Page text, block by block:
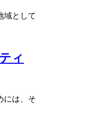
域として
ィ
には、そ